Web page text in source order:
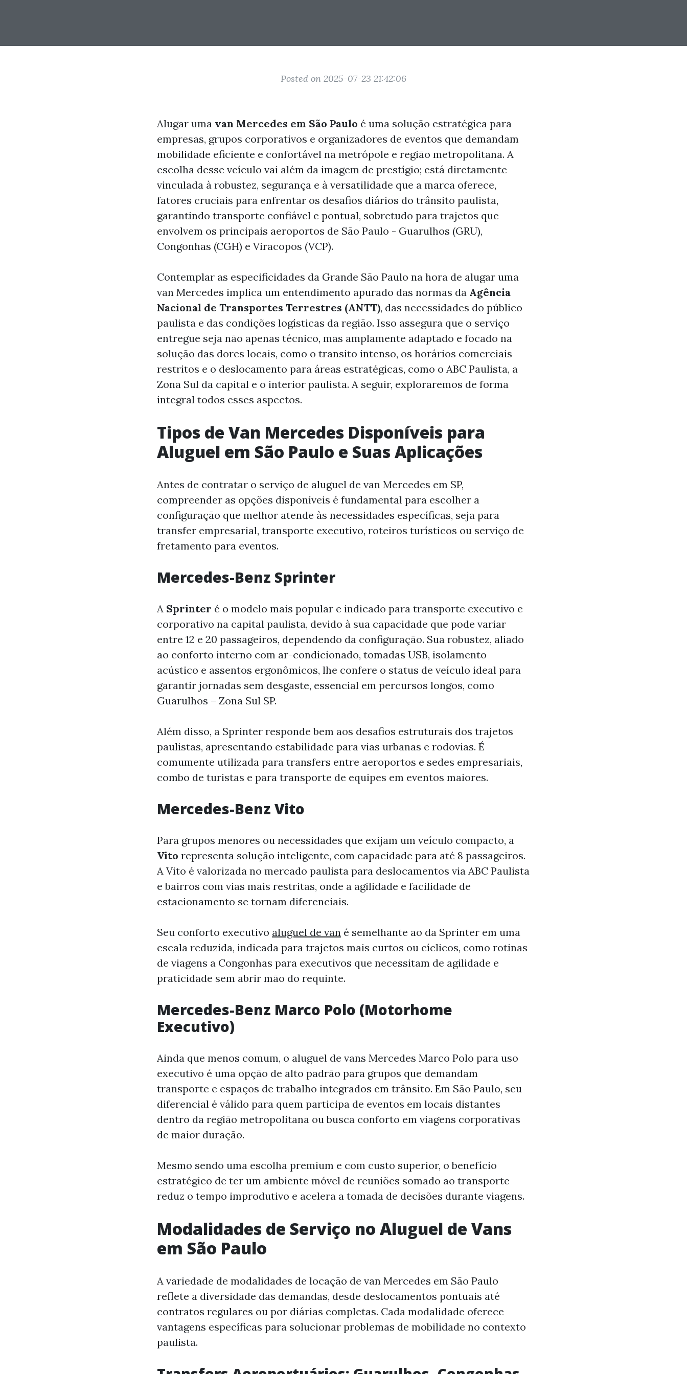
Posted on 2025-07-23 21:42:06
Alugar uma van Mercedes em São Paulo é uma solução estratégica para
empresas, grupos corporativos e organizadores de eventos que demandam
mobilidade eficiente e confortável na metrópole e região metropolitana. A
escolha desse veículo vai além da imagem de prestígio; está diretamente
vinculada à robustez, segurança e à versatilidade que a marca oferece,
fatores cruciais para enfrentar os desafios diários do trânsito paulista,
garantindo transporte confiável e pontual, sobretudo para trajetos que
envolvem os principais aeroportos de São Paulo - Guarulhos (GRU),
Congonhas (CGH) e Viracopos (VCP).
Contemplar as especificidades da Grande São Paulo na hora de alugar uma
van Mercedes implica um entendimento apurado das normas da Agência
Nacional de Transportes Terrestres (ANTT), das necessidades do público
paulista e das condições logísticas da região. Isso assegura que o serviço
entregue seja não apenas técnico, mas amplamente adaptado e focado na
solução das dores locais, como o transito intenso, os horários comerciais
restritos e o deslocamento para áreas estratégicas, como o ABC Paulista, a
Zona Sul da capital e o interior paulista. A seguir, exploraremos de forma
integral todos esses aspectos.
Tipos de Van Mercedes Disponíveis para
Aluguel em São Paulo e Suas Aplicações
Antes de contratar o serviço de aluguel de van Mercedes em SP,
compreender as opções disponíveis é fundamental para escolher a
configuração que melhor atende às necessidades específicas, seja para
transfer empresarial, transporte executivo, roteiros turísticos ou serviço de
fretamento para eventos.
Mercedes-Benz Sprinter
A Sprinter é o modelo mais popular e indicado para transporte executivo e
corporativo na capital paulista, devido à sua capacidade que pode variar
entre 12 e 20 passageiros, dependendo da configuração. Sua robustez, aliado
ao conforto interno com ar-condicionado, tomadas USB, isolamento
acústico e assentos ergonômicos, lhe confere o status de veículo ideal para
garantir jornadas sem desgaste, essencial em percursos longos, como
Guarulhos – Zona Sul SP.
Além disso, a Sprinter responde bem aos desafios estruturais dos trajetos
paulistas, apresentando estabilidade para vias urbanas e rodovias. É
comumente utilizada para transfers entre aeroportos e sedes empresariais,
combo de turistas e para transporte de equipes em eventos maiores.
Mercedes-Benz Vito
Para grupos menores ou necessidades que exijam um veículo compacto, a
Vito representa solução inteligente, com capacidade para até 8 passageiros.
A Vito é valorizada no mercado paulista para deslocamentos via ABC Paulista
e bairros com vias mais restritas, onde a agilidade e facilidade de
estacionamento se tornam diferenciais.
Seu conforto executivo aluguel de van é semelhante ao da Sprinter em uma
escala reduzida, indicada para trajetos mais curtos ou cíclicos, como rotinas
de viagens a Congonhas para executivos que necessitam de agilidade e
praticidade sem abrir mão do requinte.
Mercedes-Benz Marco Polo (Motorhome
Executivo)
Ainda que menos comum, o aluguel de vans Mercedes Marco Polo para uso
executivo é uma opção de alto padrão para grupos que demandam
transporte e espaços de trabalho integrados em trânsito. Em São Paulo, seu
diferencial é válido para quem participa de eventos em locais distantes
dentro da região metropolitana ou busca conforto em viagens corporativas
de maior duração.
Mesmo sendo uma escolha premium e com custo superior, o benefício
estratégico de ter um ambiente móvel de reuniões somado ao transporte
reduz o tempo improdutivo e acelera a tomada de decisões durante viagens.
Modalidades de Serviço no Aluguel de Vans
em São Paulo
A variedade de modalidades de locação de van Mercedes em São Paulo
reflete a diversidade das demandas, desde deslocamentos pontuais até
contratos regulares ou por diárias completas. Cada modalidade oferece
vantagens específicas para solucionar problemas de mobilidade no contexto
paulista.